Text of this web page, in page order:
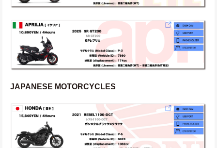
JAPANESE MOTORCYCLES